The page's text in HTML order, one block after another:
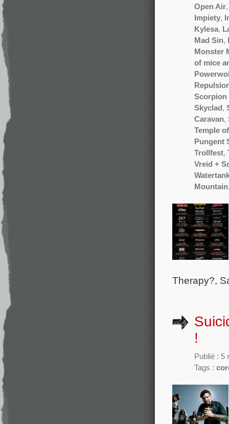
Open Air
Impiety,
Kylesa,
Mad Sin,
Monster
of mice
Scorpion
Skyclad ,
Caravan,
Temple
Pungent
Trollfest,
Vreid +
Mountain
Therapy?,
!
Publié : 5
Tags :